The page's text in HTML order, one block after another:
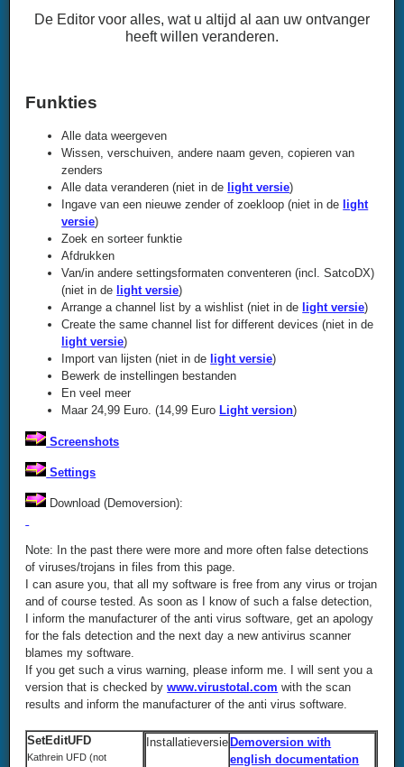
De Editor voor alles, wat u altijd al aan uw ontvanger
heeft willen veranderen.
Funkties
Alle data weergeven
Wissen, verschuiven, andere naam geven, copieren van
zenders
Alle data veranderen (niet in de light versie)
Ingave van een nieuwe zender of zoekloop (niet in de light
versie)
Zoek en sorteer funktie
Afdrukken
Van/in andere settingsformaten conventeren (incl. SatcoDX)
(niet in de light versie)
Arrange a channel list by a wishlist (niet in de light versie)
Create the same channel list for different devices (niet in de
light versie)
Import van lijsten (niet in de light versie)
Bewerk de instellingen bestanden
En veel meer
Maar 24,99 Euro. (14,99 Euro Light version)
Screenshots
Settings
Download (Demoversion):
Note: In the past there were more and more often false detections
of viruses/trojans in files from this page.
I can asure you, that all my software is free from any virus or trojan
and of course tested. As soon as I know of such a false detection,
I inform the manufacturer of the anti virus software, get an apology
for the fals detection and the next day a new antivirus scanner
blames my software.
If you get such a virus warning, please inform me. I will sent you a
version that is checked bywww.virustotal.com with the scan
results and inform the manufacturer of the anti virus software.
SetEditUFD
Kathrein UFD (not
InstallatieversieDemoversion with
english documentation